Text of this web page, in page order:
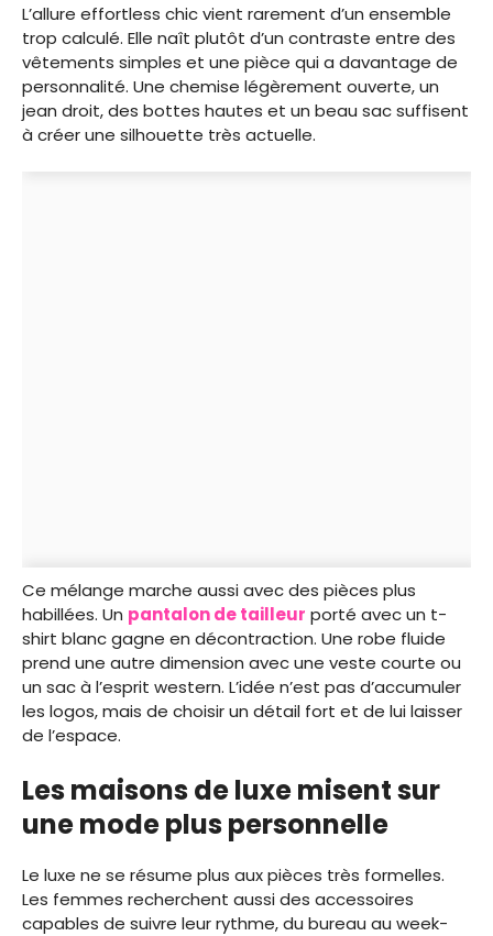
L’allure effortless chic vient rarement d’un ensemble
trop calculé. Elle naît plutôt d’un contraste entre des
vêtements simples et une pièce qui a davantage de
personnalité. Une chemise légèrement ouverte, un
jean droit, des bottes hautes et un beau sac suffisent
à créer une silhouette très actuelle.
Ce mélange marche aussi avec des pièces plus
habillées. Un pantalon de tailleur porté avec un t-
shirt blanc gagne en décontraction. Une robe fluide
prend une autre dimension avec une veste courte ou
un sac à l’esprit western. L’idée n’est pas d’accumuler
les logos, mais de choisir un détail fort et de lui laisser
de l’espace.
Les maisons de luxe misent sur
une mode plus personnelle
Le luxe ne se résume plus aux pièces très formelles.
Les femmes recherchent aussi des accessoires
capables de suivre leur rythme, du bureau au week-